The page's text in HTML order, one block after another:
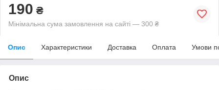
190 ₴
Мінімальна сума замовлення на сайті — 300 ₴
Опис Характеристики Доставка Оплата Умови
Опис